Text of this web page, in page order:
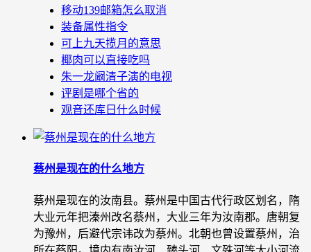
移动139邮箱怎么取消
装备属性指令
可上九天揽月的意思
椰肉可以直接吃吗
朱一龙阚清子演的电视
评剧是哪个省的
观音还库日什么时候
蔡州是现在的什么地方
蔡州是现在的汝南县。蔡州是中国古代行政区划名，隋
大业元年把溱州改名蔡州，大业三年为汝南郡。唐朝复
为豫州，后避代宗讳改为蔡州。北朝也曾设置蔡州，治